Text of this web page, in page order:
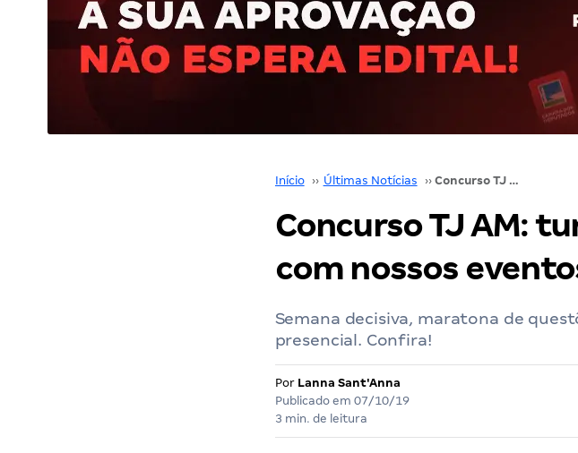
Início ›› Últimas Notícias ›› Concurso TJ AM: turbine sua preparação com nossos eventos!
Concurso TJ AM:
com nossos
Semana decisiva, maratona de
presencial. Confira!
Por Lanna Sant'Anna
Publicado em 07/10/19
3 min. de leitura